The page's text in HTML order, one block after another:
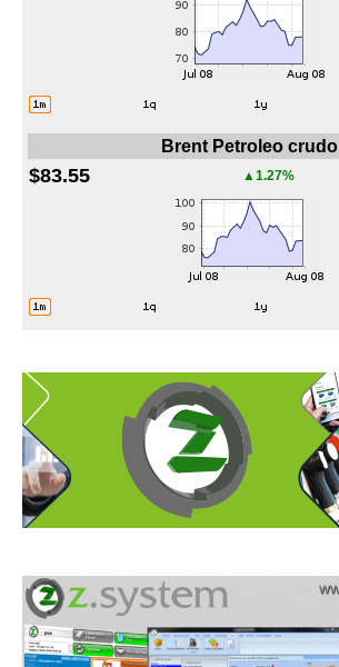
Brent Petroleo crudo
$83.55 ▲1.27%